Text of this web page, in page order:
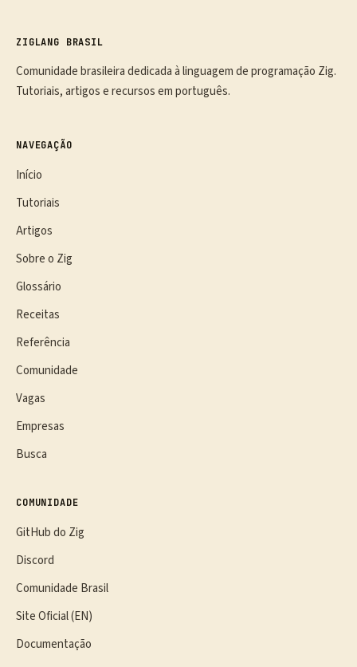
ZIGLANG BRASIL
Comunidade brasileira dedicada à linguagem de programação Zig.
Tutoriais, artigos e recursos em português.
NAVEGAÇÃO
Início
Tutoriais
Artigos
Sobre o Zig
Glossário
Receitas
Referência
Comunidade
Vagas
Empresas
Busca
COMUNIDADE
GitHub do Zig
Discord
Comunidade Brasil
Site Oficial (EN)
Documentação